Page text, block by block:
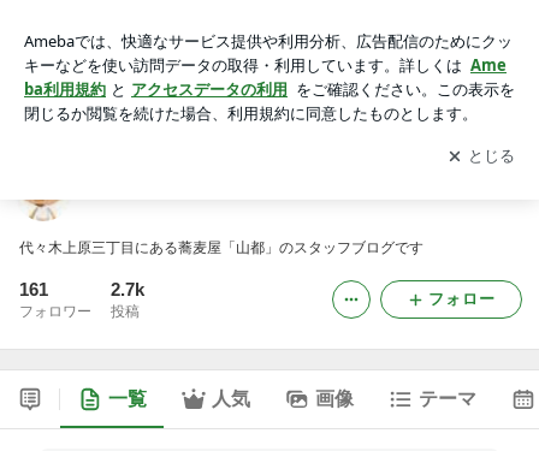
アプリをダウンロードして ブログの更新通知
を受け取りまし
ょう。
開く
代々木上原三丁目にある蕎麦屋「山都」のスタッフブログです
161
フォロワー
2.7k
投稿
フォロー
一覧 人気 画像 テーマ